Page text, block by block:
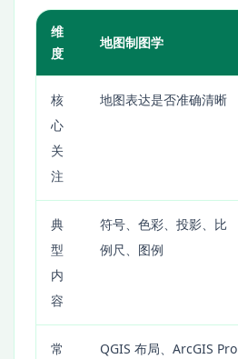
维
度
地图制图学
核
心
关
注
地图表达是否准确清晰
典
型
内
容
符号、色彩、投影、比
例尺、图例
常
QGIS 布局、ArcGIS Pro